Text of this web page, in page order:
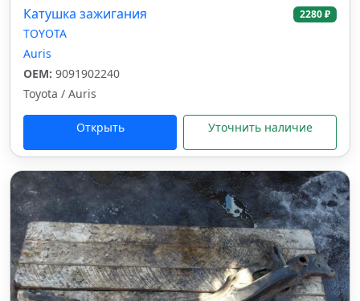
Катушка зажигания 2280 ₽
TOYOTA
Auris
OEM: 9091902240
Toyota / Auris
Открыть Уточнить наличие